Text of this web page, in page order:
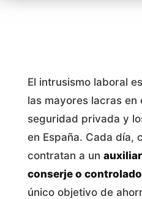
El intrusismo laboral
las mayores lacras en
seguridad privada y
en España. Cada día,
contratan a un
conserje o
único objetivo de